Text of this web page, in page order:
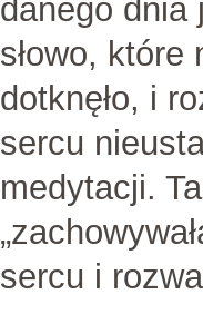
danego dnia
słowo, które
dotknęło, i
sercu
medytacji.
sercu i